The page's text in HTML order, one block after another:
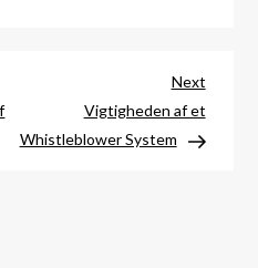
Next
Post
Next
Vigtigheden af et
Whistleblower System